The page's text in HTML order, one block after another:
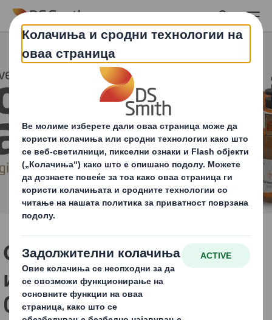
Skip to main content
Откријте ги
иновативните Home
CaRe решенија